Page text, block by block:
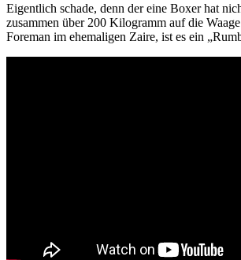
Eigentlich schade, denn der eine Boxer hat
zusammen über 200 Kilogramm auf die
Foreman im ehemaligen Zaire, ist es ein